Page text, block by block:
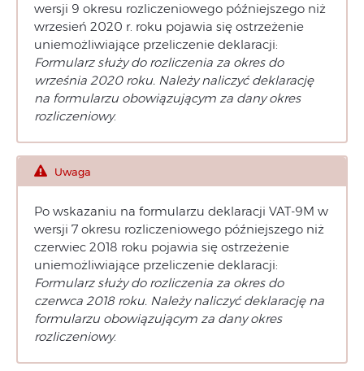
wersji 9 okresu rozliczeniowego późniejszego niż
wrzesień 2020 r. roku pojawia się ostrzeżenie
uniemożliwiające przeliczenie deklaracji:
Formularz służy do rozliczenia za okres do
września 2020 roku. Należy naliczyć deklarację
na formularzu obowiązującym za dany okres
rozliczeniowy.
Uwaga
Po wskazaniu na formularzu deklaracji VAT-9M w
wersji 7 okresu rozliczeniowego późniejszego niż
czerwiec 2018 roku pojawia się ostrzeżenie
uniemożliwiające przeliczenie deklaracji:
Formularz służy do rozliczenia za okres do
czerwca 2018 roku. Należy naliczyć deklarację na
formularzu obowiązującym za dany okres
rozliczeniowy.